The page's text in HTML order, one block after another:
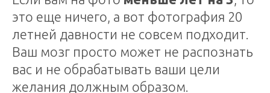
это еще ничего, а вот фотография 20
летней давности не совсем подходит.
Ваш мозг просто может не распознать
вас и не обрабатывать ваши цели
желания должным образом.